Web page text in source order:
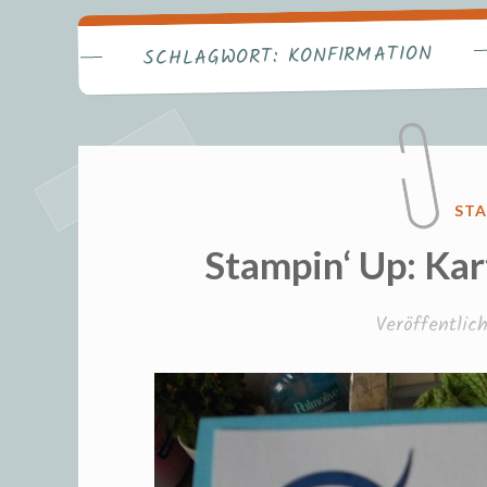
SCHLAGWORT: KONFIRMATION
Stampin‘ Up: